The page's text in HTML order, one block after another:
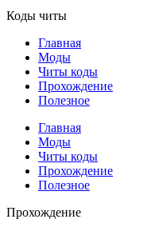
Коды читы
Главная
Моды
Читы коды
Прохождение
Полезное
Главная
Моды
Читы коды
Прохождение
Полезное
Прохождение